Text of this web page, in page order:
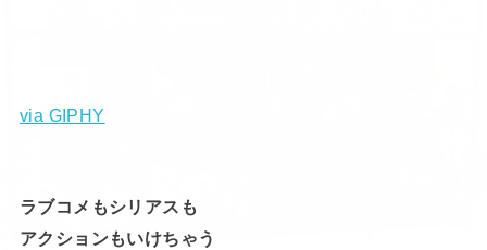
via GIPHY
ラブコメもシリアスも
アクションもいけちゃう